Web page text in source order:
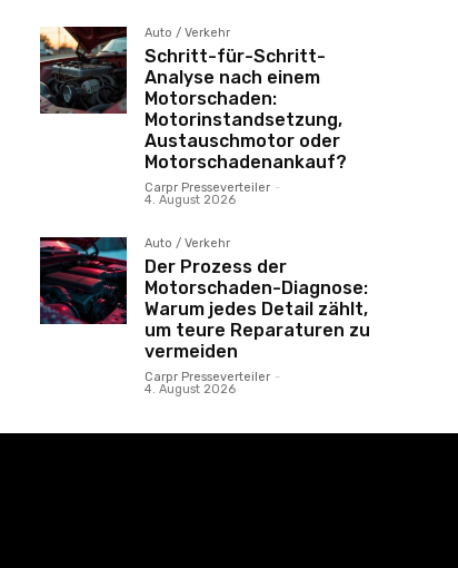
Auto / Verkehr
Schritt-für-Schritt-
Analyse nach einem
Motorschaden:
Motorinstandsetzung,
Austauschmotor oder
Motorschadenankauf?
Carpr Presseverteiler -
4. August 2026
Auto / Verkehr
Der Prozess der
Motorschaden-Diagnose:
Warum jedes Detail zählt,
um teure Reparaturen zu
vermeiden
Carpr Presseverteiler -
4. August 2026